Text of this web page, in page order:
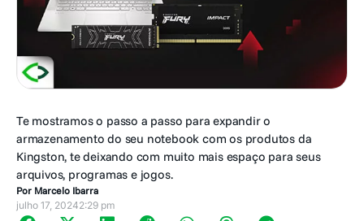
Te mostramos o passo a passo para expandir o
armazenamento do seu notebook com os produtos da
Kingston, te deixando com muito mais espaço para seus
arquivos, programas e jogos.
Por Marcelo Ibarra
julho 17, 20242:29 pm